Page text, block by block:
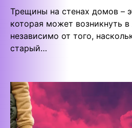
Трещины на стенах домов –
которая может возникнуть
независимо от того,
старый…